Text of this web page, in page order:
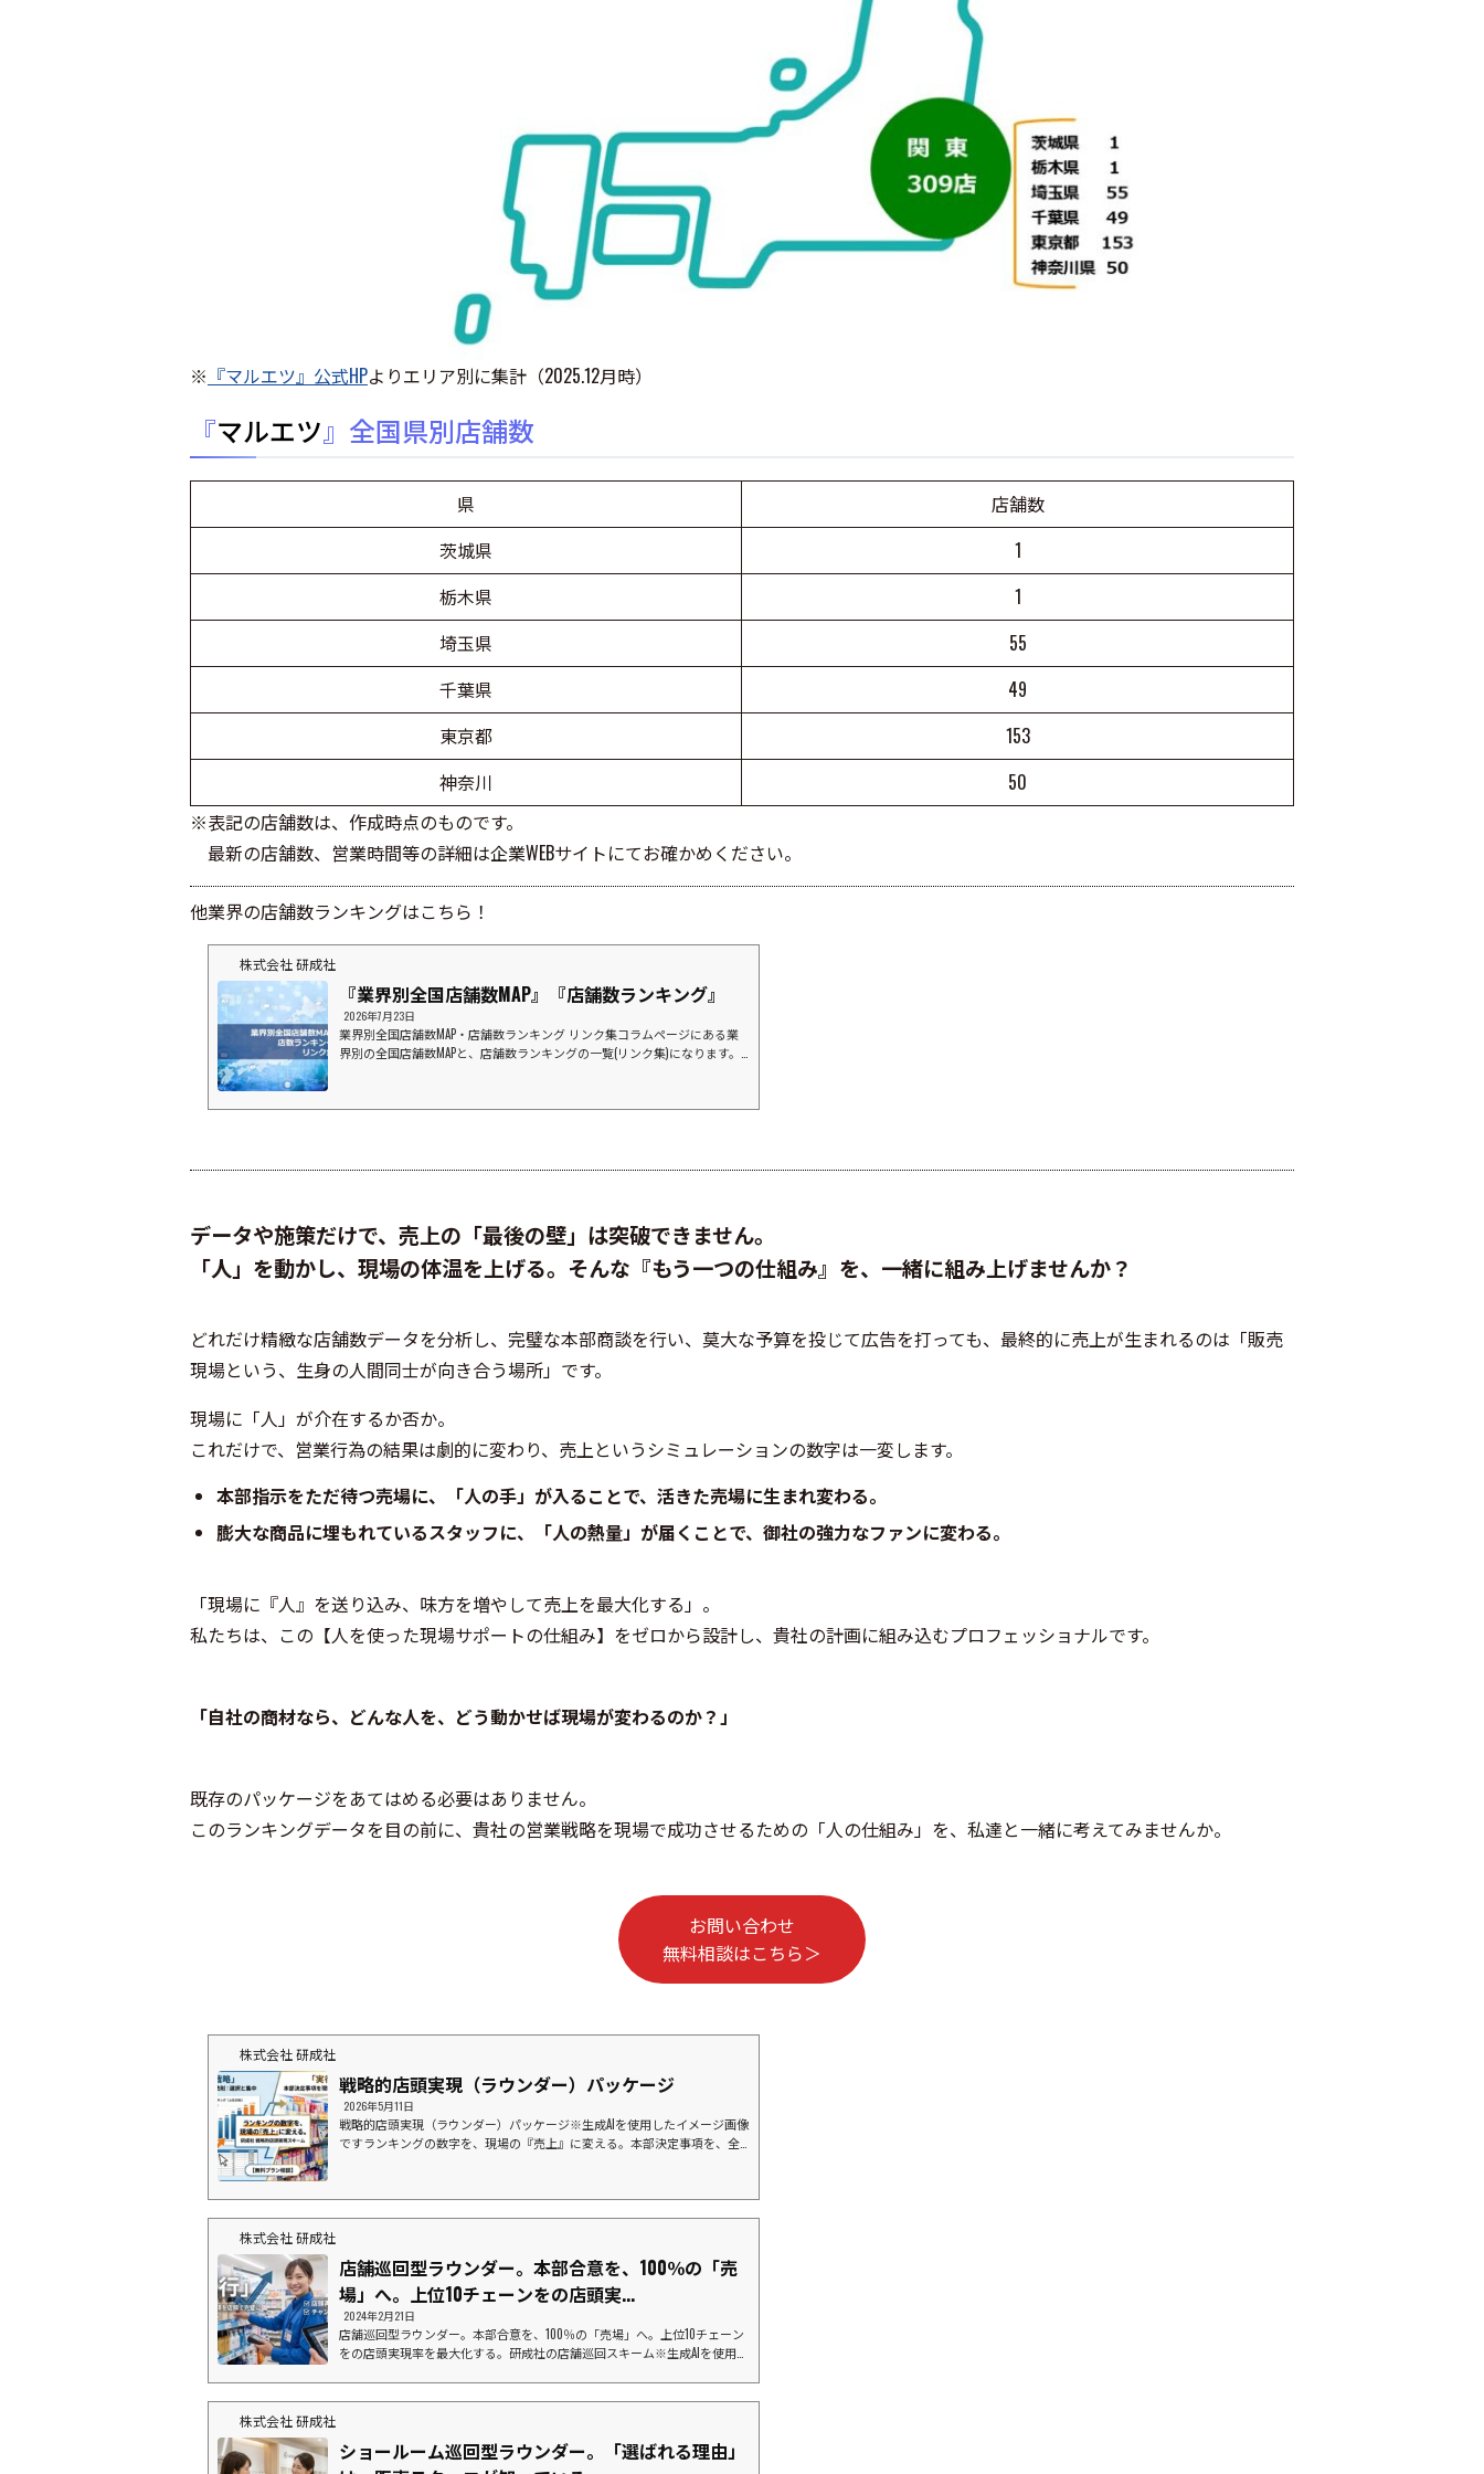
※ 『マルエツ』公式HPよりエリア別に集計（2025.12月時）
『マルエツ』全国県別店舗数
県
店舗数
茨城県
1
栃木県
1
埼玉県
55
千葉県
49
東京都
153
神奈川
50
※表記の店舗数は、作成時点のものです。
最新の店舗数、営業時間等の詳細は企業WEBサイトにてお確かめください。
他業界の店舗数ランキングはこちら！
株式会社 研成社
『業界別全国店舗数MAP』『店舗数ランキング』
2026年7月23日
業界別全国店舗数MAP・店舗数ランキング リンク集コラムページにある業
界別の全国店舗数MAPと、店舗数ランキングの一覧(リンク集)になります。
ンドラッグクスリのアオキクリエイトエス・ディーナチュラルホールディ
データや施策だけで、売上の「最後の壁」は突破できません。
「人」を動かし、現場の体温を上げる。そんな『もう一つの仕組み』を、一緒に組み上げませんか？
どれだけ精緻な店舗数データを分析し、完璧な本部商談を行い、莫大な予算を投じて広告を打っても、最終的に売上が生まれるのは「販売
現場という、生身の人間同士が向き合う場所」です。
現場に「人」が介在するか否か。
これだけで、営業行為の結果は劇的に変わり、売上というシミュレーションの数字は一変します。
本部指示をただ待つ売場に、「人の手」が入ることで、活きた売場に生まれ変わる。
膨大な商品に埋もれているスタッフに、「人の熱量」が届くことで、御社の強力なファンに変わる。
「現場に『人』を送り込み、味方を増やして売上を最大化する」。
私たちは、この【人を使った現場サポートの仕組み】をゼロから設計し、貴社の計画に組み込むプロフェッショナルです。
「自社の商材なら、どんな人を、どう動かせば現場が変わるのか？」
既存のパッケージをあてはめる必要はありません。
このランキングデータを目の前に、貴社の営業戦略を現場で成功させるための「人の仕組み」を、私達と一緒に考えてみませんか。
お問い合わせ
無料相談はこちら＞
株式会社 研成社
戦略的店頭実現（ラウンダー）パッケージ
2026年5月11日
戦略的店頭実現（ラウンダー）パッケージ※生成AIを使用したイメージ画像
ですランキングの数字を、現場の『売上』に変える。本部決定事項を、全
「企業別店舗数ランキング」をご覧の皆様、その数字の裏側にある「現
場」の状況を把握できていますか？「本部で導入が決まったはずの新商品
株式会社 研成社
店舗巡回型ラウンダー。本部合意を、100％の「売
場」へ。上位10チェーンをの店頭実...
2024年2月21日
店舗巡回型ラウンダー。本部合意を、100％の「売場」へ。上位10チェーン
をの店頭実現率を最大化する。研成社の店舗巡回スキーム※生成AIを使用し
決まったはずの棚割りが、現場で再現されていない。」 「新商品の発売日
に、店頭に商品が並んでいない。」こうした「店頭実現率」の低さは、メ
ています。 店舗数ランキング上位を占めるメガチェーンほど、現場は多忙
を極め、本部指示が後回しにさ...
株式会社 研成社
ショールーム巡回型ラウンダー。「選ばれる理由」